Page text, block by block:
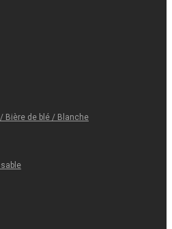
Bière de blé / Blanche